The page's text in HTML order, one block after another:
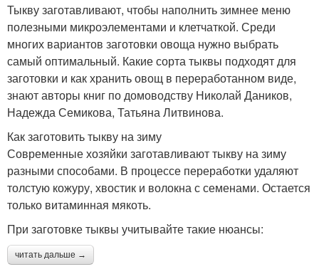
Тыкву заготавливают, чтобы наполнить зимнее меню
полезными микроэлементами и клетчаткой. Среди
многих вариантов заготовки овоща нужно выбрать
самый оптимальный. Какие сорта тыквы подходят для
заготовки и как хранить овощ в переработанном виде,
знают авторы книг по домоводству Николай Даников,
Надежда Семикова, Татьяна Литвинова.
Как заготовить тыкву на зиму
Современные хозяйки заготавливают тыкву на зиму
разными способами. В процессе переработки удаляют
толстую кожуру, хвостик и волокна с семенами. Остается
только витаминная мякоть.
При заготовке тыквы учитывайте такие нюансы:
читать дальше →